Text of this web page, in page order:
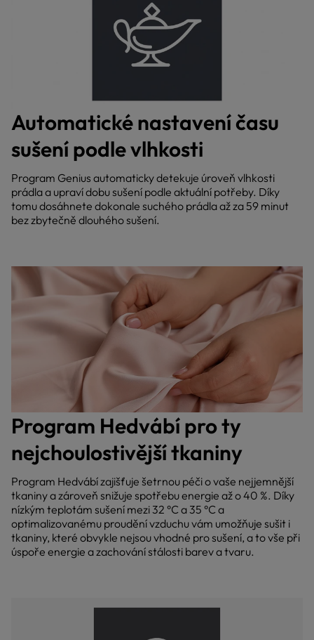
Automatické nastavení času
sušení podle vlhkosti
Program Genius automaticky detekuje úroveň vlhkosti
prádla a upraví dobu sušení podle aktuální potřeby. Díky
tomu dosáhnete dokonale suchého prádla až za 59 minut
bez zbytečně dlouhého sušení.
Program Hedvábí pro ty
nejchoulostivější tkaniny
Program Hedvábí zajišťuje šetrnou péči o vaše nejjemnější
tkaniny a zároveň snižuje spotřebu energie až o 40 %. Díky
nízkým teplotám sušení mezi 32 °C a 35 °C a
optimalizovanému proudění vzduchu vám umožňuje sušit i
tkaniny, které obvykle nejsou vhodné pro sušení, a to vše při
úspoře energie a zachování stálosti barev a tvaru.